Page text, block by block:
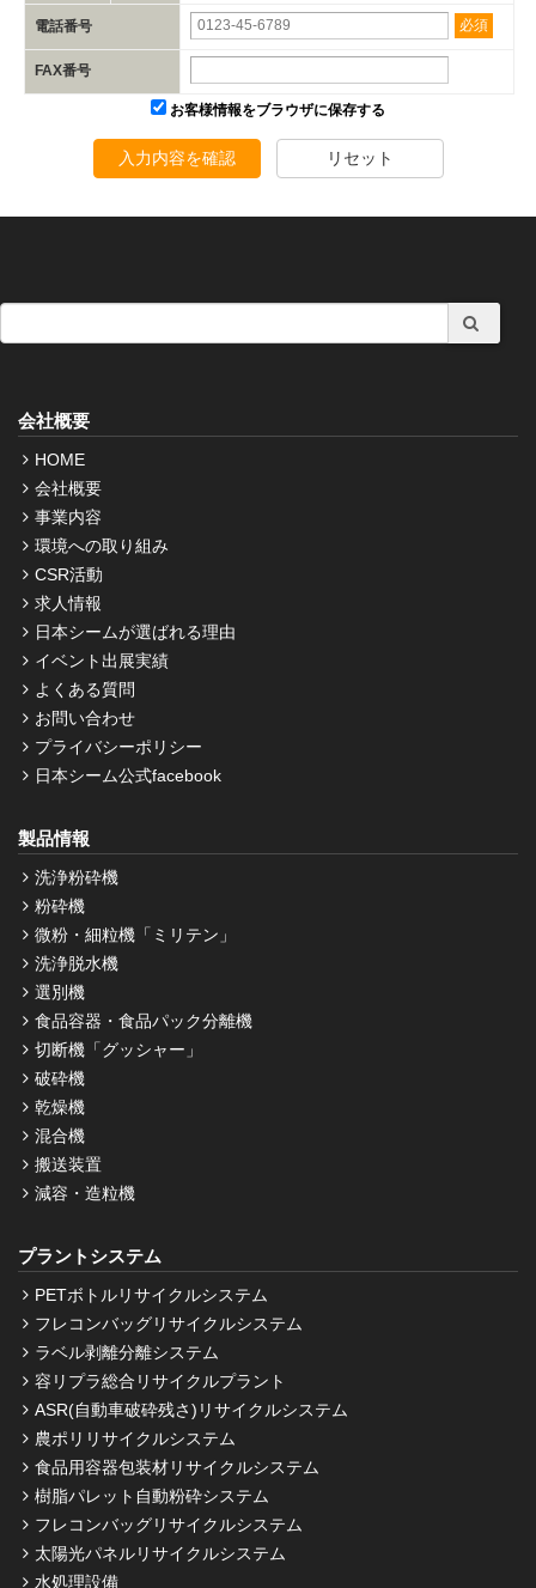
電話番号 必須
FAX番号
お客様情報をブラウザに保存する
入力内容を確認 リセット
会社概要
HOME
会社概要
事業内容
環境への取り組み
CSR活動
求人情報
日本シームが選ばれる理由
イベント出展実績
よくある質問
お問い合わせ
プライバシーポリシー
日本シーム公式facebook
製品情報
洗浄粉砕機
粉砕機
微粉・細粒機「ミリテン」
洗浄脱水機
選別機
食品容器・食品パック分離機
切断機「グッシャー」
破砕機
乾燥機
混合機
搬送装置
減容・造粒機
プラントシステム
PETボトルリサイクルシステム
フレコンバッグリサイクルシステム
ラベル剥離分離システム
容リプラ総合リサイクルプラント
ASR(自動車破砕残さ)リサイクルシステム
農ポリリサイクルシステム
食品用容器包装材リサイクルシステム
樹脂パレット自動粉砕システム
フレコンバッグリサイクルシステム
太陽光パネルリサイクルシステム
水処理設備